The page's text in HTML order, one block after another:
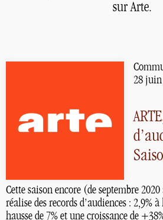
sur Arte.
28 juin
ARTE
Cette saison encore (de septembre
réalise des records d’audiences : 2,9%
hausse de 7% et une croissance de